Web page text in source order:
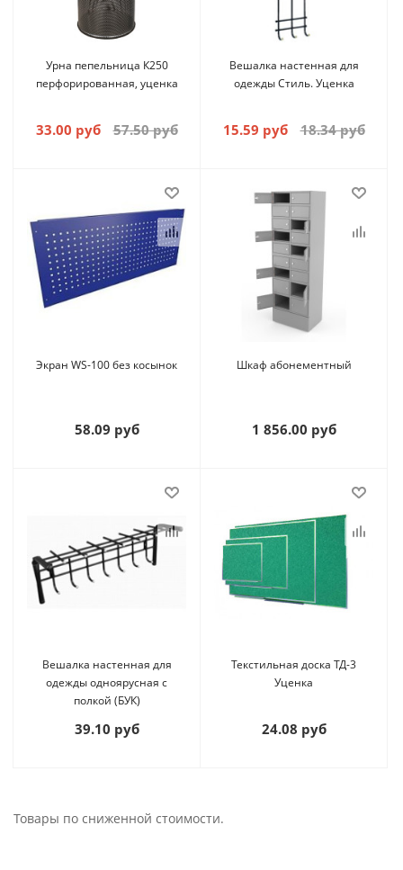
Урна пепельница К250
перфорированная, уценка
33.00 руб 57.50 руб
Вешалка настенная для
одежды Стиль. Уценка
15.59 руб 18.34 руб
Экран WS-100 без косынок
58.09 руб
Шкаф абонементный
1 856.00 руб
Вешалка настенная для
одежды одноярусная с
полкой (БУК)
39.10 руб
Текстильная доска ТД-3
Уценка
24.08 руб
Товары по сниженной стоимости.